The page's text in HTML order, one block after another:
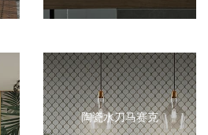
陶瓷水刀马赛克